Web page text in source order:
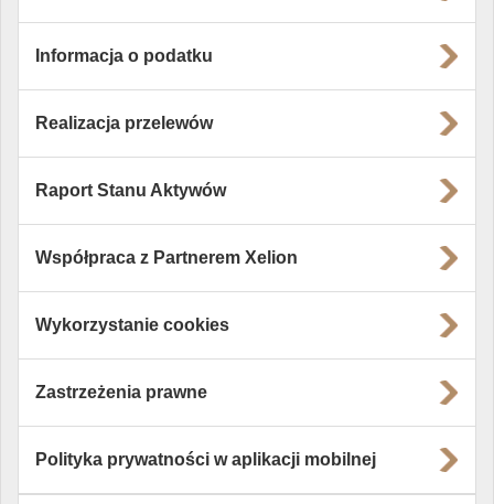
Informacja o podatku
Realizacja przelewów
Raport Stanu Aktywów
Współpraca z Partnerem Xelion
Wykorzystanie cookies
Zastrzeżenia prawne
Polityka prywatności w aplikacji mobilnej